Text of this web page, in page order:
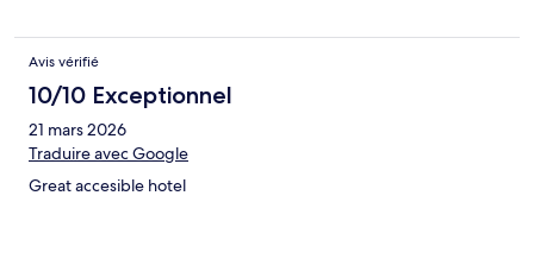
Avis vérifié
10/10 Exceptionnel
21 mars 2026
Traduire avec Google
Great accesible hotel